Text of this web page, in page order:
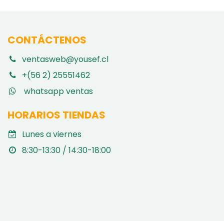
CONTÁCTENOS
ventasweb@yousef.cl
+(56 2) 25551462
whatsapp ventas
HORARIOS TIENDAS
Lunes a viernes
8:30-13:30 / 14:30-18:00